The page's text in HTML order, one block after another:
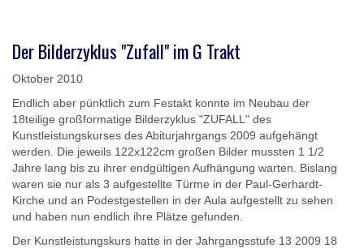
Der Bilderzyklus "Zufall" im G Trakt
Oktober 2010
Endlich aber pünktlich zum Festakt konnte im Neubau der
18teilige großformatige Bilderzyklus "ZUFALL" des
Kunstleistungskurses des Abiturjahrgangs 2009 aufgehängt
werden. Die jeweils 122x122cm großen Bilder mussten 1 1/2
Jahre lang bis zu ihrer endgültigen Aufhängung warten. Bislang
waren sie nur als 3 aufgestellte Türme in der Paul-Gerhardt-
Kirche und an Podestgestellen in der Aula aufgestellt zu sehen
und haben nun endlich ihre Plätze gefunden.
Der Kunstleistungskurs hatte in der Jahrgangsstufe 13 2009 18